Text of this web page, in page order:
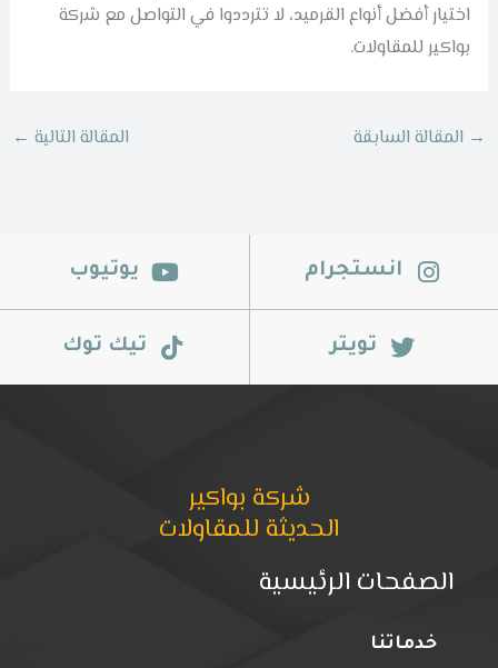
اختيار أفضل أنواع القرميد، لا تترددوا في التواصل مع شركة
بواكير للمقاولات.
→ المقالة السابقة المقالة التالية ←
انستجرام يوتيوب
تويتر تيك توك
شركة بواكير
الحديثة للمقاولات
الصفحات الرئيسية
خدماتنا